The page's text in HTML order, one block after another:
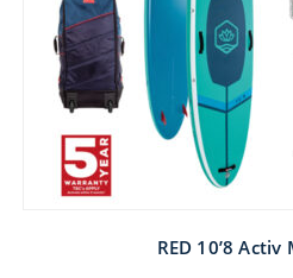
RED 10’8 Activ